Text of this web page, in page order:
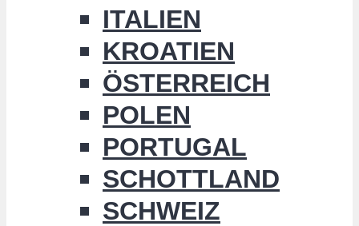
ITALIEN
KROATIEN
ÖSTERREICH
POLEN
PORTUGAL
SCHOTTLAND
SCHWEIZ